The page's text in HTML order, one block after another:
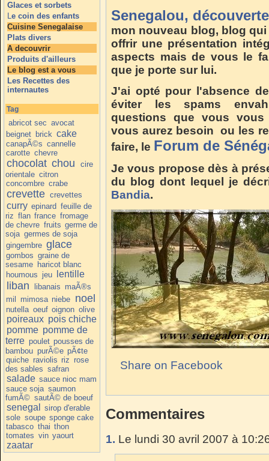
Glaces et sorbets
Le coin des enfants
Cuisine Senegalaise
Plats divers
A decouvrir
Produits d'ailleurs
Le blog est a vous
Les Recettes des
internautes
Tag
abricot sec avocat
beignet brick cake
canapÃ©s cannelle
carotte chevre
chocolat chou
cire
orientale citron
concombre crabe
crevette crevettes
curry epinard feuille de
riz flan france fromage
de chevre fruits germe de
soja germes de soja
gingembre glace
gombos graine de
sesame haricot blanc
houmous jeu lentille
liban libanais maÃ®s
mil mimosa niebe noel
nutella oeuf oignon olive
poireaux pois chiche
pomme pomme de
terre poulet pousses de
bambou purÃ©e pÃ¢te
quiche raviolis riz rose
des sables safran
salade sauce nioc mam
sauce soja saumon
fumÃ© sautÃ© de boeuf
senegal
sirop d'erable
sole soupe sponge cake
tabasco thai thon
tomates vin yaourt
zaatar
Senegalou,
mon nouveau blog, blog
offrir une présentation
aspects mais de vous le
que je porte sur lui.
J'ai opté pour l'absence
éviter les spams
questions que vous vous
vous aurez besoin ou les
faire, le Forum de
Je vous propose dès à
du blog dont lequel je
Bandia.
Share on Facebook
Commentaires
1. Le lundi 30 avril 2007 à